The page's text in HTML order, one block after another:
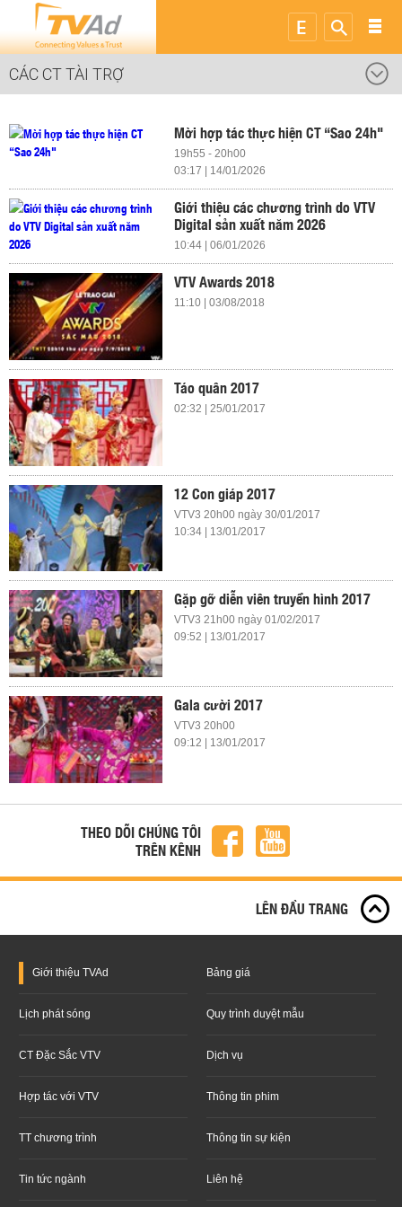
CÁC CT TÀI TRỢ
Mời hợp tác thực hiện CT “Sao 24h"
19h55 - 20h00
03:17 | 14/01/2026
Giới thiệu các chương trình do VTV
Digital sản xuất năm 2026
10:44 | 06/01/2026
VTV Awards 2018
11:10 | 03/08/2018
Táo quân 2017
02:32 | 25/01/2017
12 Con giáp 2017
VTV3 20h00 ngày 30/01/2017
10:34 | 13/01/2017
Gặp gỡ diễn viên truyền hình 2017
VTV3 21h00 ngày 01/02/2017
09:52 | 13/01/2017
Gala cười 2017
VTV3 20h00
09:12 | 13/01/2017
THEO DÕI CHÚNG TÔI
TRÊN KÊNH
LÊN ĐẦU TRANG
Giới thiệu TVAd Bảng giá
Lịch phát sóng Quy trình duyệt mẫu
CT Đặc Sắc VTV Dịch vụ
Hợp tác với VTV Thông tin phim
TT chương trình Thông tin sự kiện
Tin tức ngành Liên hệ